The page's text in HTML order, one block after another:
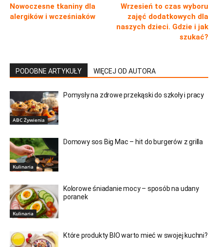
Nowoczesne tkaniny dla
alergików i wcześniaków
Wrzesień to czas wyboru
zajęć dodatkowych dla
naszych dzieci. Gdzie i jak
szukać?
PODOBNE ARTYKUŁY WIĘCEJ OD AUTORA
ABC Żywienia
Pomysły na zdrowe przekąski do szkoły i pracy
Kulinaria
Domowy sos Big Mac – hit do burgerów z grilla
Kulinaria
Kolorowe śniadanie mocy – sposób na udany
poranek
Które produkty BIO warto mieć w swojej kuchni?